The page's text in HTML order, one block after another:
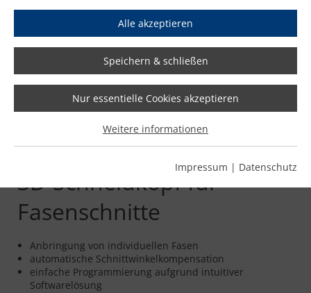
3D-Schneidkopf für
Fasenschnitte
Anbringung von individuellen Fasen
automatische Schnittwinkelkompensation
einfache Programmierung aufgrund intuitiver
Softwarelösung
Alle akzeptieren
Speichern & schließen
Nur essentielle Cookies akzeptieren
Weitere informationen
Impressum | Datenschutz